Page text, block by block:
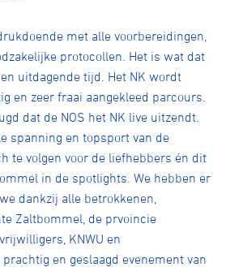
met alle voorbereidingen,
protocollen. Het is wat dat
en uitdagende tijd. Het NK wordt
en zeer fraai aangekleed parcours.
dat de NOS het NK live uitzendt.
spanning en topsport van de
te volgen voor de liefhebbers én dit
in de spotlights. We hebben er
dankzij alle betrokkenen
Zaltbommel, de prvoincie
KNWU en
en geslaagd evenement van